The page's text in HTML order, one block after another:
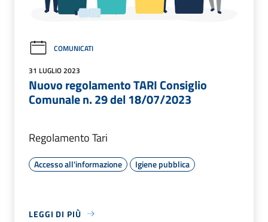
COMUNICATI
31 LUGLIO 2023
Nuovo regolamento TARI Consiglio
Comunale n. 29 del 18/07/2023
Regolamento Tari
Accesso all'informazione Igiene pubblica
LEGGI DI PIÙ